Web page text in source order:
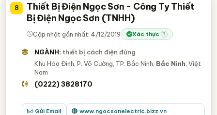
8
Thiết Bị Điện Ngọc Sơn - Công Ty Thiết
Bị Điện Ngọc Sơn (TNHH)
Cập nhật gần nhất: 4/12/2019 Xác thực ?
NGÀNH: thiết bị cách điện đứng
Khu Hòa Đình, P. Võ Cường, TP. Bắc Ninh, Bắc Ninh , Việt
Nam
(0222) 3828170
Gửi Email www.ngocsonelectric.bizz.vn